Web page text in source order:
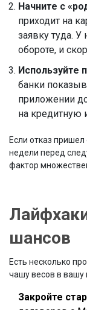
Начните с
приходит на
заявку туда.
обороте, и
Используйте
банки
приложении
на кредитную
Если отказ
недели перед
фактор
шансов
Есть несколько
чашу весов в вашу
Закройте